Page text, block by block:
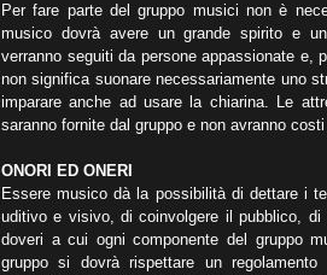
Per fare parte del gruppo musici non è
musico dovrà avere un grande spirito e
verranno seguiti da persone appassionate e,
non significa suonare necessariamente uno
imparare anche ad usare la chiarina. Le
saranno fornite dal gruppo e non avranno
ONORI ED ONERI
Essere musico dà la possibilità di dettare i
uditivo e visivo, di coinvolgere il pubblico,
doveri a cui ogni componente del gruppo
gruppo si dovrà rispettare un